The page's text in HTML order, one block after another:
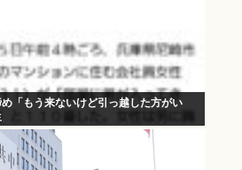
「もう来ないけど引っ越した方がい